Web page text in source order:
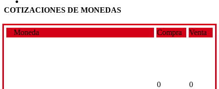
COTIZACIONES DE MONEDAS
Moneda Compra Venta
0 0